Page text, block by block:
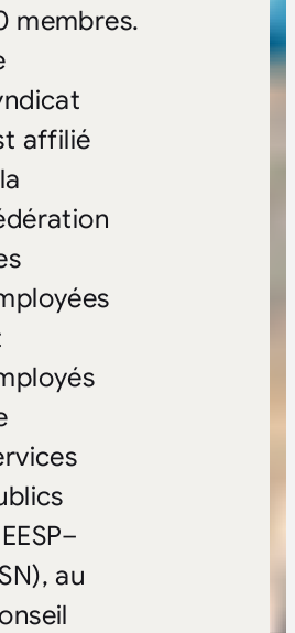
membres.
affilié
au